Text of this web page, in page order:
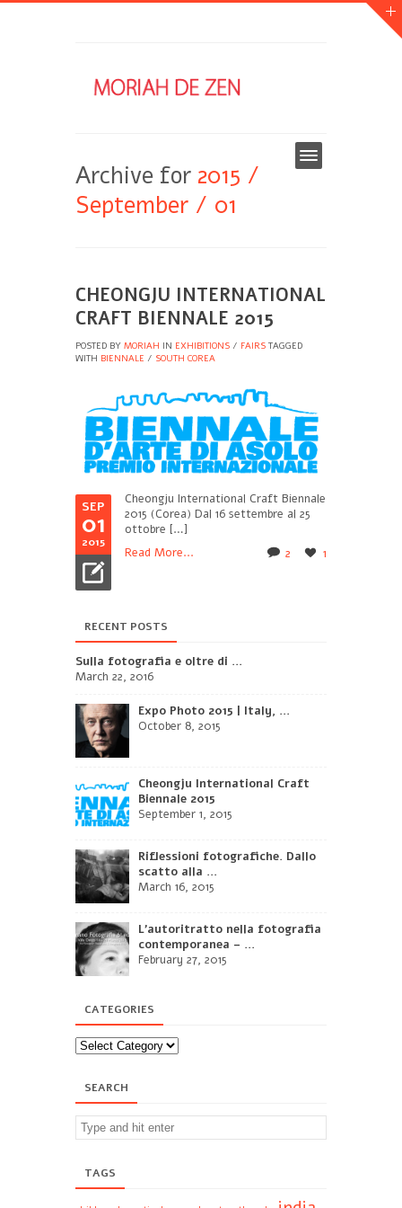
Archive for 2015 /
September / 01
CHEONGJU INTERNATIONAL
CRAFT BIENNALE 2015
POSTED BY MORIAH IN EXHIBITIONS / FAIRS TAGGED
WITH BIENNALE / SOUTH COREA
Cheongju International Craft Biennale
2015 (Corea) Dal 16 settembre al 25
ottobre […]
SEP
01
2015
Read More... 2 1
RECENT POSTS
Sulla fotografia e oltre di ...
March 22, 2016
Expo Photo 2015 | Italy, ...
October 8, 2015
Cheongju International Craft
Biennale 2015
September 1, 2015
Riflessioni fotografiche. Dallo
scatto alla ...
March 16, 2015
L’autoritratto nella fotografia
contemporanea – ...
February 27, 2015
CATEGORIES
SEARCH
TAGS